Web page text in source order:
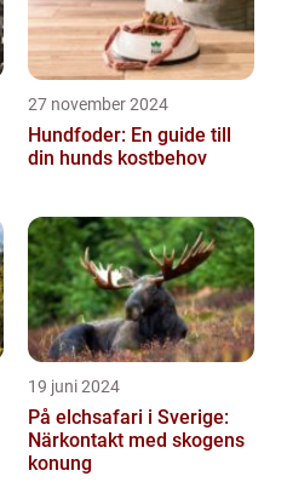
27 november 2024
Hundfoder: En guide till
din hunds kostbehov
19 juni 2024
På elchsafari i Sverige:
Närkontakt med skogens
konung